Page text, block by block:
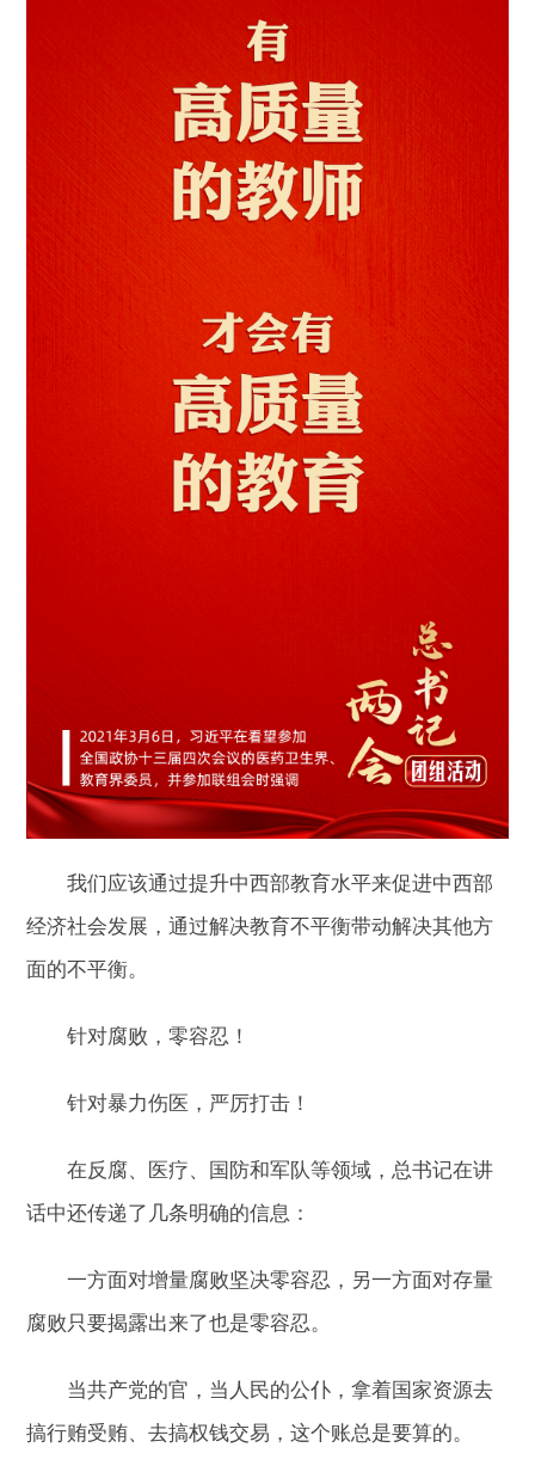
我们应该通过提升中西部教育水平来促进中西部
经济社会发展，通过解决教育不平衡带动解决其他方
面的不平衡。
针对腐败，零容忍！
针对暴力伤医，严厉打击！
在反腐、医疗、国防和军队等领域，总书记在讲
话中还传递了几条明确的信息：
一方面对增量腐败坚决零容忍，另一方面对存量
腐败只要揭露出来了也是零容忍。
当共产党的官，当人民的公仆，拿着国家资源去
搞行贿受贿、去搞权钱交易，这个账总是要算的。